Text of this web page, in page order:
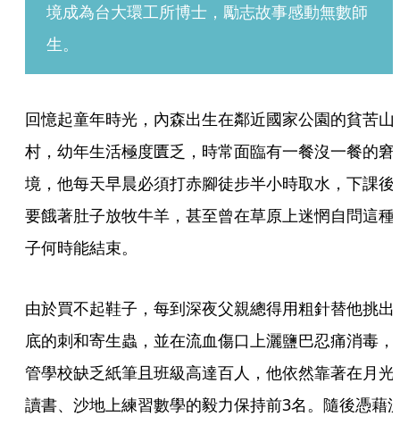
境成為台大環工所博士，勵志故事感動無數師
生。
回憶起童年時光，內森出生在鄰近國家公園的貧苦山
村，幼年生活極度匱乏，時常面臨有一餐沒一餐的窘
境，他每天早晨必須打赤腳徒步半小時取水，下課後
要餓著肚子放牧牛羊，甚至曾在草原上迷惘自問這種
子何時能結束。
由於買不起鞋子，每到深夜父親總得用粗針替他挑出
底的刺和寄生蟲，並在流血傷口上灑鹽巴忍痛消毒，
管學校缺乏紙筆且班級高達百人，他依然靠著在月光
讀書、沙地上練習數學的毅力保持前3名。隨後憑藉